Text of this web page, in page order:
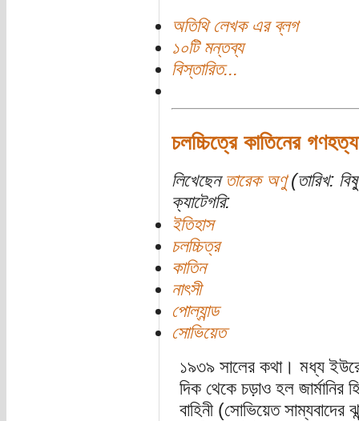
অতিথি লেখক এর ব্লগ
১০টি মন্তব্য
বিস্তারিত...
চলচ্চিত্রে কাতিনের
লিখেছেন তারেক অণু(তারিখ:
ক্যাটেগরি:
ইতিহাস
চলচ্চিত্র
কাতিন
নাৎসী
পোল্যান্ড
সোভিয়েত
১৯৩৯ সালের কথা। মধ্য
দিক থেকে চড়াও হল জার্মানির
বাহিনী (সোভিয়েত সাম্যবাদের